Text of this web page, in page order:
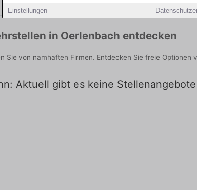
Einstellungen
in Oerlenbach entdecken
Sie von namhaften Firmen. Entdecken Sie freie
Aktuell gibt es keine